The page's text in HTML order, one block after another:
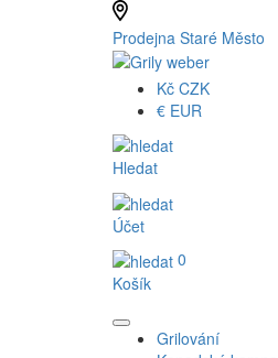
Prodejna Staré Město
Kč CZK
€ EUR
Hledat
Účet
0
Košík
Grilování